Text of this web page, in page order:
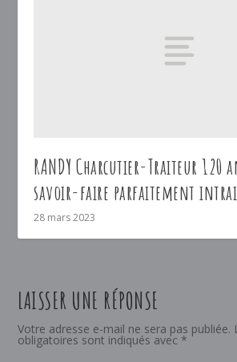
RANDY Charcutier-Traiteur 120
savoir-faire parfaitement
28 mars 2023
LAISSER UNE RÉPONSE
Votre adresse e-mail ne sera pas publiée.
obligatoires sont indiqués avec *